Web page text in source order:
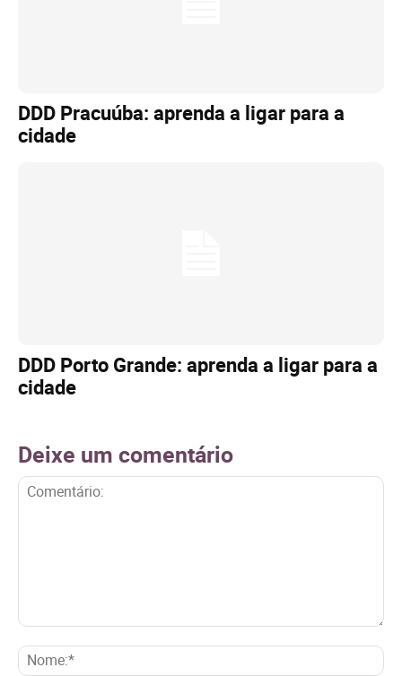
DDD Pracuúba: aprenda a ligar para a
cidade
DDD Porto Grande: aprenda a ligar para a
cidade
Deixe um comentário